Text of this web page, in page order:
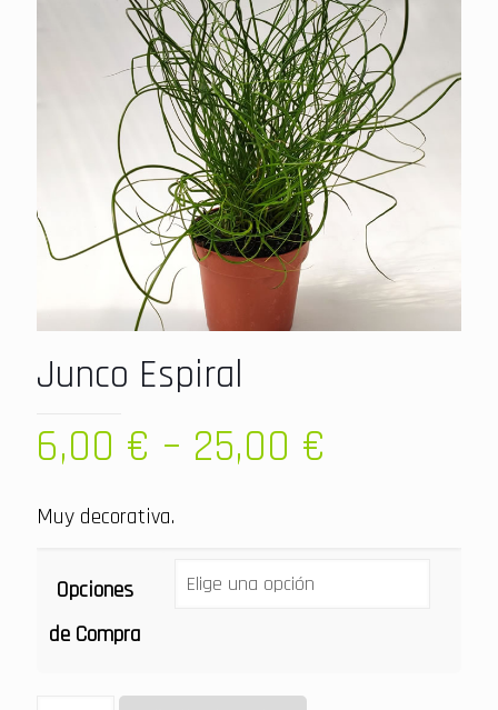
Junco Espiral
6,00 € – 25,00 €
Muy decorativa.
Opciones
de Compra